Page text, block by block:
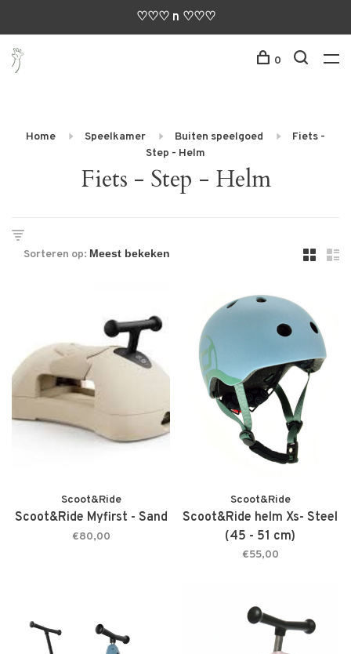
♡♡♡ n ♡♡♡
0
Home Speelkamer Buiten speelgoed
Fiets -
Step - Helm
Fiets - Step - Helm
Sorteren op:
Scoot&Ride
Scoot&Ride Myfirst - Sand
€80,00
Scoot&Ride
Scoot&Ride helm Xs- Steel
(45 - 51 cm)
€55,00